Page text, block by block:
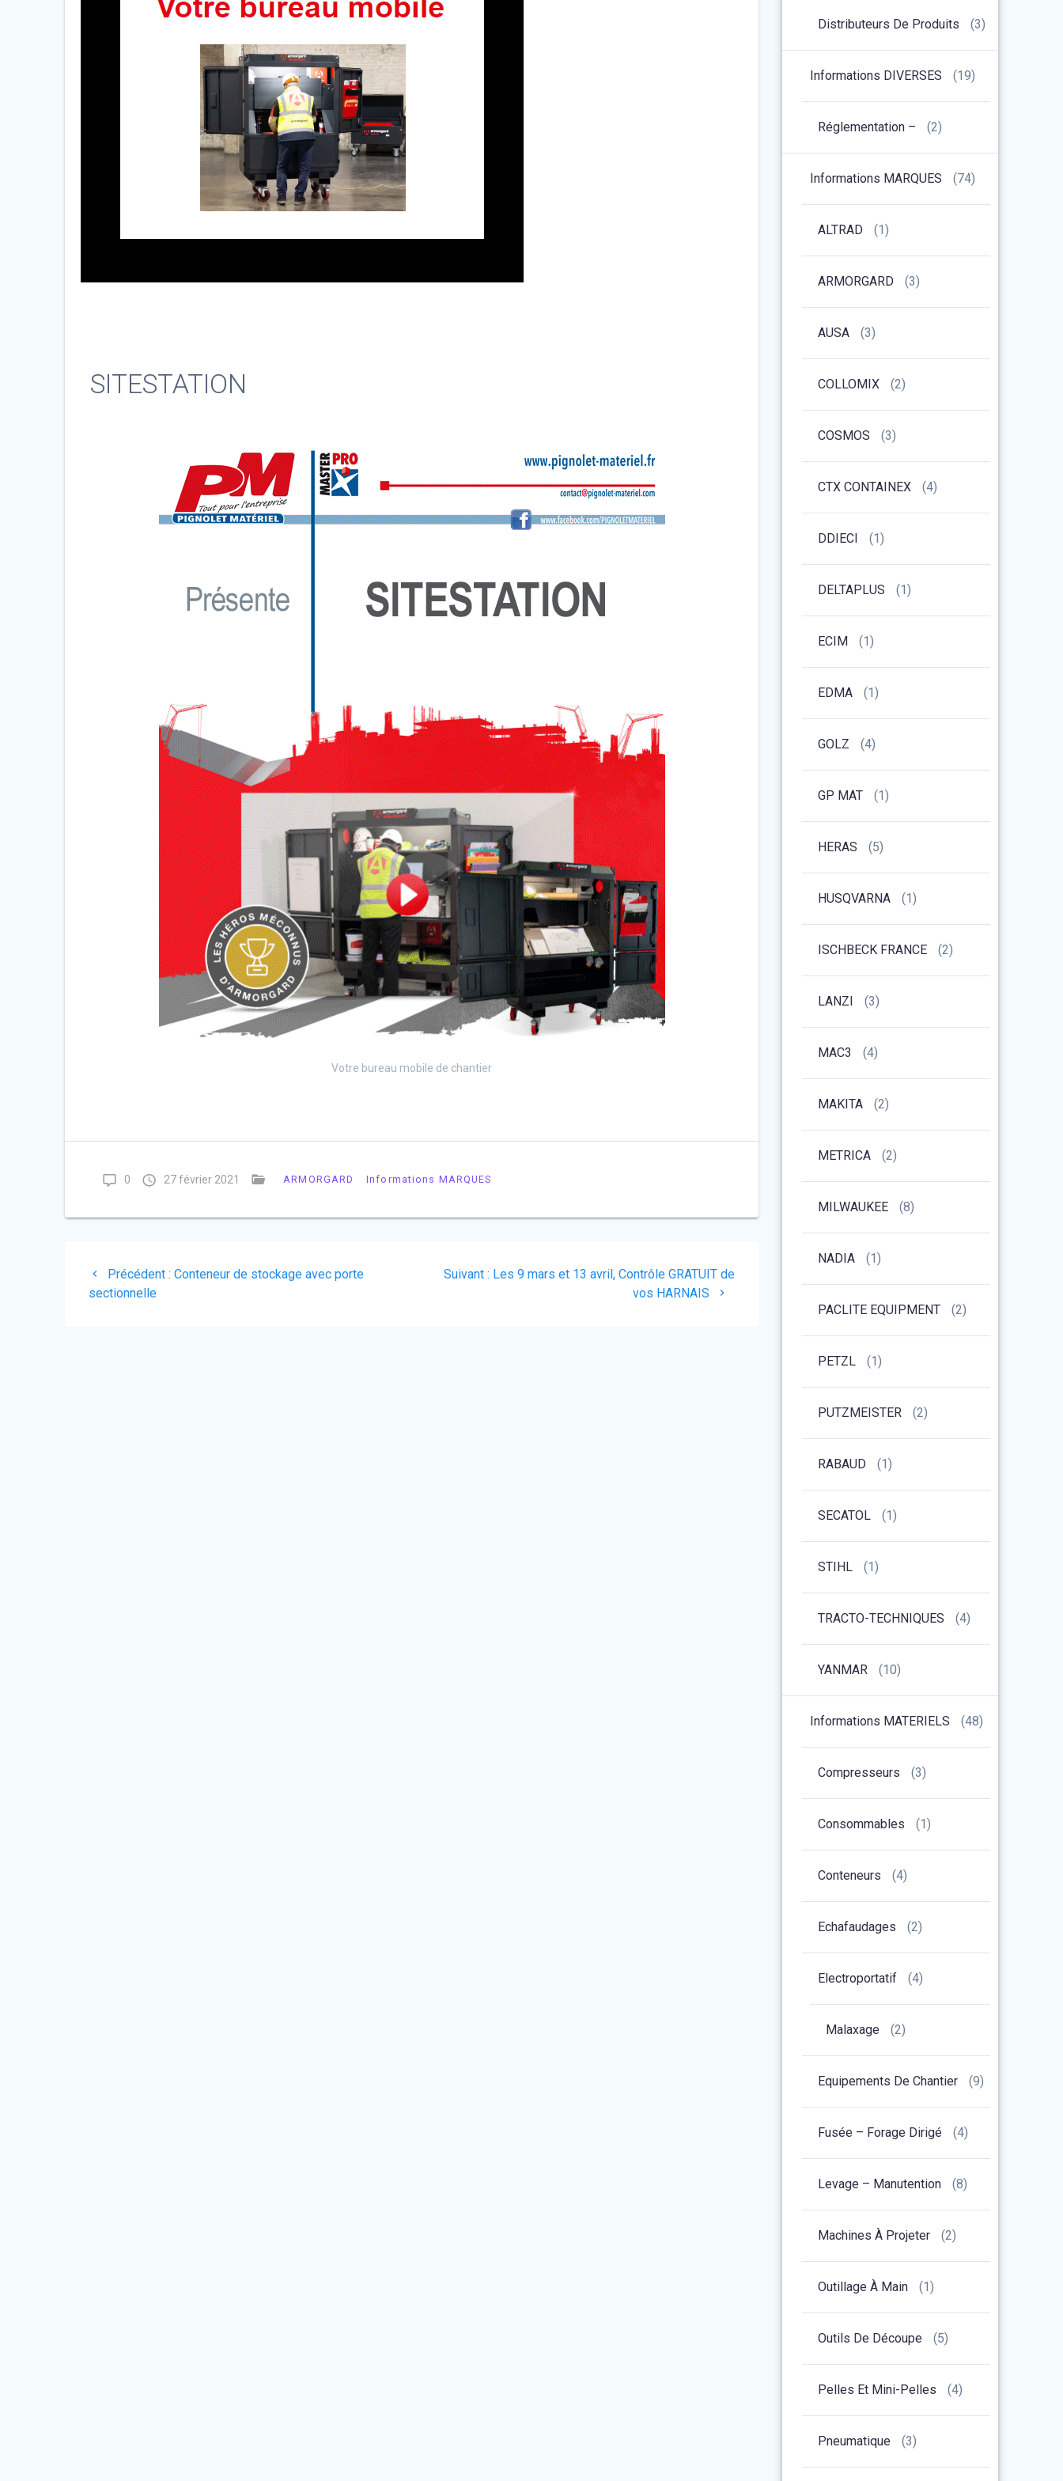
SITESTATION
Votre bureau mobile de chantier
0 27 février 2021 ARMORGARD Informations MARQUES
Navigation
de
Précédent : Article
Conteneur de stockage avec porte
sectionnelle
Suivant : Article
Les 9 mars et 13 avril, Contrôle GRATUIT de
vos HARNAIS
Distributeurs De Produits (3)
Informations DIVERSES (19)
Réglementation – (2)
Informations MARQUES (74)
ALTRAD (1)
ARMORGARD (3)
AUSA (3)
COLLOMIX (2)
COSMOS (3)
CTX CONTAINEX (4)
DDIECI (1)
DELTAPLUS (1)
ECIM (1)
EDMA (1)
GOLZ (4)
GP MAT (1)
HERAS (5)
HUSQVARNA (1)
ISCHBECK FRANCE (2)
LANZI (3)
MAC3 (4)
MAKITA (2)
METRICA (2)
MILWAUKEE (8)
NADIA (1)
PACLITE EQUIPMENT (2)
PETZL (1)
PUTZMEISTER (2)
RABAUD (1)
SECATOL (1)
STIHL (1)
TRACTO-TECHNIQUES (4)
YANMAR (10)
Informations MATERIELS (48)
Compresseurs (3)
Consommables (1)
Conteneurs (4)
Echafaudages (2)
Electroportatif (4)
Malaxage (2)
Equipements De Chantier (9)
Fusée – Forage Dirigé (4)
Levage – Manutention (8)
Machines À Projeter (2)
Outillage À Main (1)
Outils De Découpe (5)
Pelles Et Mini-Pelles (4)
Pneumatique (3)